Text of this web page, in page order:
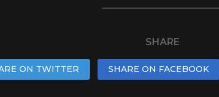
SHARE
ON TWITTER SHARE ON FACEBOOK